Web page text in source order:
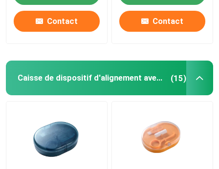
Consommables dentaires
Contact Contact
Caisse de dispositif d'alignement avec le miroir (15)